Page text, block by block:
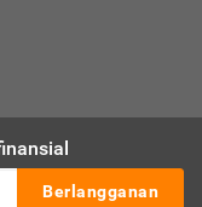
Berlangganan